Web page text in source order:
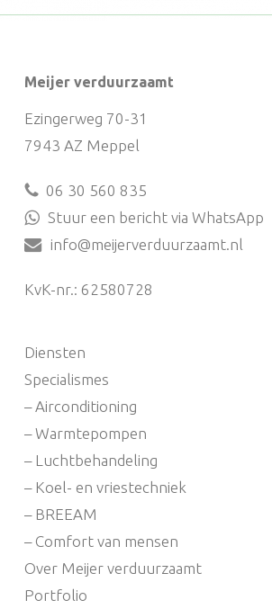
Meijer verduurzaamt
Ezingerweg 70-31
7943 AZ Meppel
06 30 560 835
Stuur een bericht via WhatsApp
info@meijerverduurzaamt.nl
KvK-nr.: 62580728
Diensten
Specialismes
– Airconditioning
– Warmtepompen
– Luchtbehandeling
– Koel- en vriestechniek
– BREEAM
– Comfort van mensen
Over Meijer verduurzaamt
Portfolio